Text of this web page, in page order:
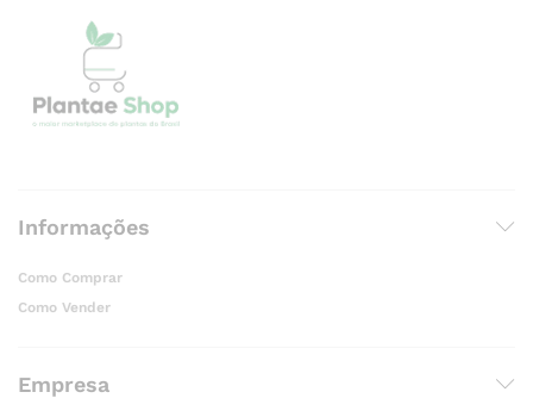
Informações
Como Comprar
Como Vender
Empresa